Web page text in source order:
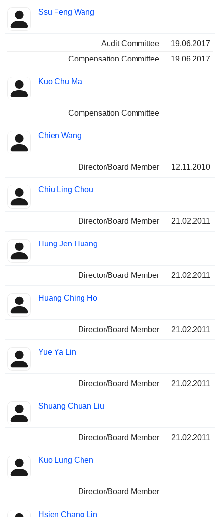
Ssu Feng Wang
Audit Committee
19.06.2017
Compensation Committee
19.06.2017
Kuo Chu Ma
Compensation Committee
Chien Wang
Director/Board Member 12.11.2010
Chiu Ling Chou
Director/Board Member 21.02.2011
Hung Jen Huang
Director/Board Member 21.02.2011
Huang Ching Ho
Director/Board Member 21.02.2011
Yue Ya Lin
Director/Board Member 21.02.2011
Shuang Chuan Liu
Director/Board Member 21.02.2011
Kuo Lung Chen
Director/Board Member
Hsien Chang Lin